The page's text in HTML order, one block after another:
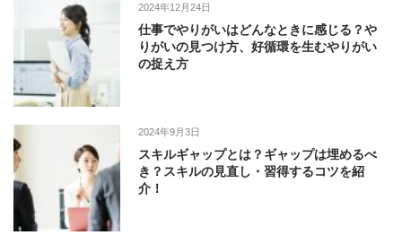
2024年12月24日
仕事でやりがいはどんなときに感じる？や
りがいの見つけ方、好循環を生むやりがい
の捉え方
2024年9月3日
スキルギャップとは？ギャップは埋めるべ
き？スキルの見直し・習得するコツを紹
介！